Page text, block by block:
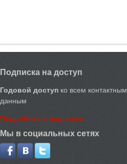
Подписка на доступ
Годовой доступ ко всем контактным
данным
Подробнее о подписке
Мы в социальных сетях